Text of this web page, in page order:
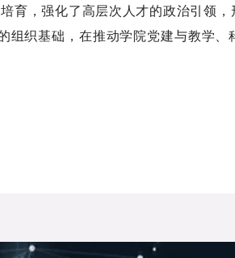
育，强化了高层次人才的政治引领
组织基础，在推动学院党建与教学